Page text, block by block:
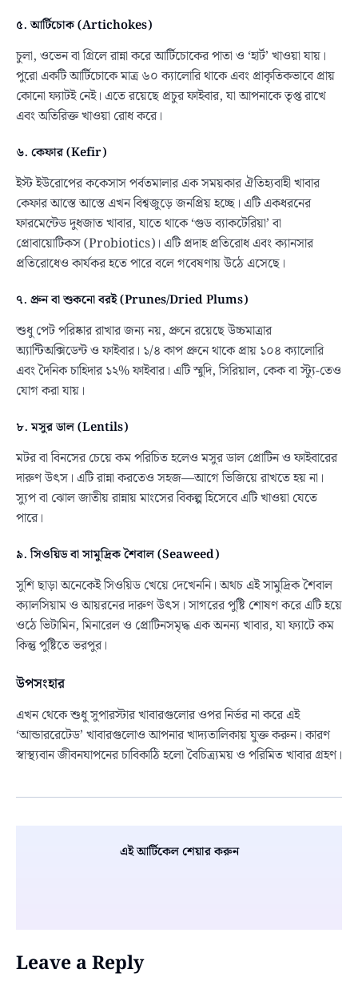
৫. আর্টিচোক (Artichokes)
চুলা, ওভেন বা গ্রিলে রান্না করে আর্টিচোকের পাতা ও ‘হার্ট’ খাওয়া যায়।
পুরো একটি আর্টিচোকে মাত্র ৬০ ক্যালোরি থাকে এবং প্রাকৃতিকভাবে প্রায়
কোনো ফ্যাটই নেই। এতে রয়েছে প্রচুর ফাইবার, যা আপনাকে তৃপ্ত রাখে
এবং অতিরিক্ত খাওয়া রোধ করে।
৬. কেফার (Kefir)
ইস্ট ইউরোপের ককেসাস পর্বতমালার এক সময়কার ঐতিহ্যবাহী খাবার
কেফার আস্তে আস্তে এখন বিশ্বজুড়ে জনপ্রিয় হচ্ছে। এটি একধরনের
ফারমেন্টেড দুধজাত খাবার, যাতে থাকে ‘গুড ব্যাকটেরিয়া’ বা
প্রোবায়োটিকস (Probiotics)। এটি প্রদাহ প্রতিরোধ এবং ক্যানসার
প্রতিরোধেও কার্যকর হতে পারে বলে গবেষণায় উঠে এসেছে।
৭. প্রুন বা শুকনো বরই (Prunes/Dried Plums)
শুধু পেট পরিষ্কার রাখার জন্য নয়, প্রুনে রয়েছে উচ্চমাত্রার
অ্যান্টিঅক্সিডেন্ট ও ফাইবার। ১/৪ কাপ প্রুনে থাকে প্রায় ১০৪ ক্যালোরি
এবং দৈনিক চাহিদার ১২% ফাইবার। এটি স্মুদি, সিরিয়াল, কেক বা স্ট্যু-তেও
যোগ করা যায়।
৮. মসুর ডাল (Lentils)
মটর বা বিনসের চেয়ে কম পরিচিত হলেও মসুর ডাল প্রোটিন ও ফাইবারের
দারুণ উৎস। এটি রান্না করতেও সহজ—আগে ভিজিয়ে রাখতে হয় না।
স্যুপ বা ঝোল জাতীয় রান্নায় মাংসের বিকল্প হিসেবে এটি খাওয়া যেতে
পারে।
৯. সিওয়িড বা সামুদ্রিক শৈবাল (Seaweed)
সুশি ছাড়া অনেকেই সিওয়িড খেয়ে দেখেননি। অথচ এই সামুদ্রিক শৈবাল
ক্যালসিয়াম ও আয়রনের দারুণ উৎস। সাগরের পুষ্টি শোষণ করে এটি হয়ে
ওঠে ভিটামিন, মিনারেল ও প্রোটিনসমৃদ্ধ এক অনন্য খাবার, যা ফ্যাটে কম
কিন্তু পুষ্টিতে ভরপুর।
উপসংহার
এখন থেকে শুধু সুপারস্টার খাবারগুলোর ওপর নির্ভর না করে এই
‘আন্ডাররেটেড’ খাবারগুলোও আপনার খাদ্যতালিকায় যুক্ত করুন। কারণ
স্বাস্থ্যবান জীবনযাপনের চাবিকাঠি হলো বৈচিত্র্যময় ও পরিমিত খাবার গ্রহণ।
এই আর্টিকেল শেয়ার করুন
Leave a Reply